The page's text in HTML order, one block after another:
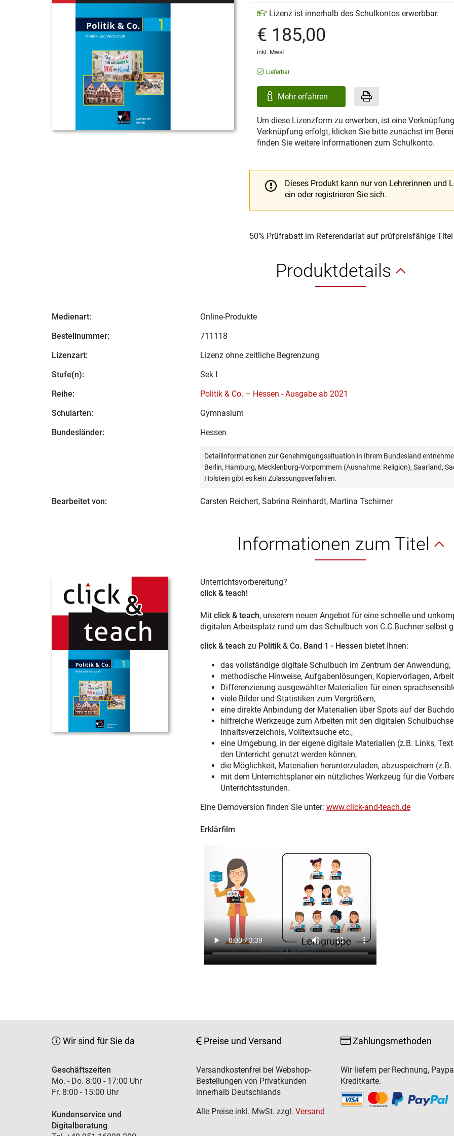
Lizenz ist innerhalb des Schulkontos erwerbbar.
€ 185,00
inkl. Mwst.
Lieferbar
Mehr erfahren
Um diese Lizenzform zu erwerben, ist eine
Verknüpfung erfolgt, klicken Sie bitte zunächst im
finden Sie weitere Informationen zum Schulkonto.
Dieses Produkt kann nur von Lehrerinnen und
ein oder registrieren Sie sich.
50% Prüfrabatt im Referendariat auf prüfpreisfähige
Produktdetails
Medienart:
Online-Produkte
Bestellnummer:
711118
Lizenzart:
Lizenz ohne zeitliche Begrenzung
Stufe(n):
Sek I
Reihe:
Politik & Co. – Hessen - Ausgabe ab 2021
Schularten:
Gymnasium
Bundesländer:
Hessen
Detailinformationen zur Genehmigungssituation in Ihrem Bundesland
Berlin, Hamburg, Mecklenburg-Vorpommern (Ausnahme: Religion), Saarland,
Holstein gibt es kein Zulassungsverfahren.
Bearbeitet von: Carsten Reichert, Sabrina Reinhardt, Martina Tschirner
Informationen zum Titel
Unterrichtsvorbereitung?
click & teach!
Mit click & teach, unserem neuen Angebot für eine schnelle und
digitalen Arbeitsplatz rund um das Schulbuch von C.C.Buchner selbst
click & teach zu Politik & Co. Band 1 - Hessen bietet Ihnen:
das vollständige digitale Schulbuch im Zentrum der Anwendung,
methodische Hinweise, Aufgabenlösungen, Kopiervorlagen,
Differenzierung ausgewählter Materialien für einen
viele Bilder und Statistiken zum Vergrößern,
eine direkte Anbindung der Materialien über Spots auf der
hilfreiche Werkzeuge zum Arbeiten mit den digitalen
Inhaltsverzeichnis, Volltextsuche etc.,
eine Umgebung, in der eigene digitale Materialien (z.B. Links,
den Unterricht genutzt werden können,
die Möglichkeit, Materialien herunterzuladen, abzuspeichern
mit dem Unterrichtsplaner ein nützliches Werkzeug für die
Unterrichtsstunden.
Eine Demoversion finden Sie unter: www.click-and-teach.de
Erklärfilm
Wir sind für Sie da
Geschäftszeiten
Mo. - Do. 8:00 - 17:00 Uhr
Fr. 8:00 - 15:00 Uhr
Kundenservice und
Digitalberatung
Preise und Versand
Versandkostenfrei bei Webshop-
Bestellungen von Privatkunden
innerhalb Deutschlands
Alle Preise inkl. MwSt. zzgl. Versand
Zahlungsmethoden
Wir liefern per Rechnung,
Kreditkarte.